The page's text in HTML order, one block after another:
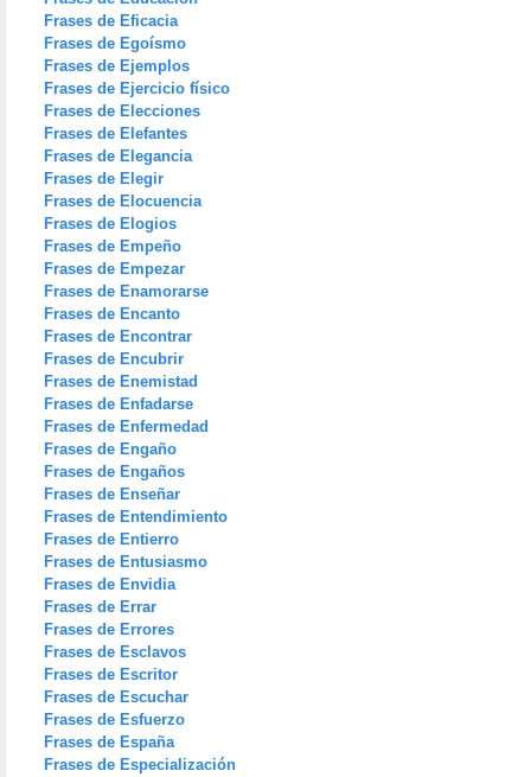
Frases de Eficacia
Frases de Egoísmo
Frases de Ejemplos
Frases de Ejercicio físico
Frases de Elecciones
Frases de Elefantes
Frases de Elegancia
Frases de Elegir
Frases de Elocuencia
Frases de Elogios
Frases de Empeño
Frases de Empezar
Frases de Enamorarse
Frases de Encanto
Frases de Encontrar
Frases de Encubrir
Frases de Enemistad
Frases de Enfadarse
Frases de Enfermedad
Frases de Engaño
Frases de Engaños
Frases de Enseñar
Frases de Entendimiento
Frases de Entierro
Frases de Entusiasmo
Frases de Envidia
Frases de Errar
Frases de Errores
Frases de Esclavos
Frases de Escritor
Frases de Escuchar
Frases de Esfuerzo
Frases de España
Frases de Especialización